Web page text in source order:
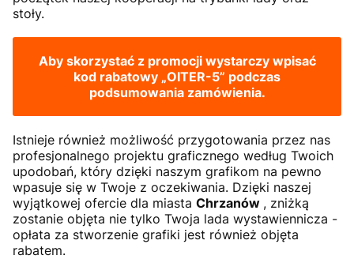
stoły.
Aby skorzystać z promocji wystarczy wpisać
kod rabatowy „OITER-5” podczas
podsumowania zamówienia.
Istnieje również możliwość przygotowania przez nas
profesjonalnego projektu graficznego według Twoich
upodobań, który dzięki naszym grafikom na pewno
wpasuje się w Twoje z oczekiwania. Dzięki naszej
wyjątkowej ofercie dla miasta Chrzanów , zniżką
zostanie objęta nie tylko Twoja lada wystawiennicza -
opłata za stworzenie grafiki jest również objęta
rabatem.